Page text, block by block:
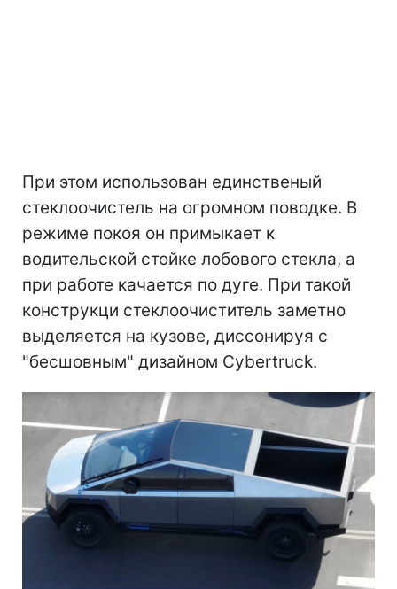
При этом использован единственый
стеклоочистель на огромном поводке. В
режиме покоя он примыкает к
водительской стойке лобового стекла, а
при работе качается по дуге. При такой
конструкци стеклоочиститель заметно
выделяется на кузове, диссонируя с
"бесшовным" дизайном Cybertruck.